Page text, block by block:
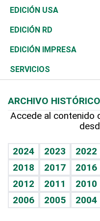
Reportajes
África
Ocenanía
Caribe
Resto del mundo
Vivienda
Telecom.
Global y variable
Economía personal
Buena Vida
Sociales
Novedades
Podcast Arte Libre
Hablando con el pediatra
Vida y familia
Eñe
Celebrando la vida
Sin complejos
Ciclismo
Tenis
Olimpismo
Más deportes
Línea de hit
BRV
TBT Deportivo
De buena tinta
En Directo
Frente al Statu Quo
El Espía
Columnistas
Más firmas
Tecnología
Historia
Despertando al gigante
Cambio climático
Economía
Revista
Deportes
Opinión
Hecho en casa
Guía del dinero
EDICIÓN USA
EDICIÓN RD
EDICIÓN IMPRESA
SERVICIOS
Cumpleaños
Horóscopos
Juegos
ARCHIVO HISTÓRICO
Accede al contenido
2024 2023 2022
2018
2017 2016
2012
2011 2010
2006
2005 2004